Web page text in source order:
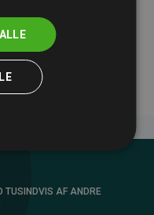
CO₂-
TUSINDVIS AF ANDRE